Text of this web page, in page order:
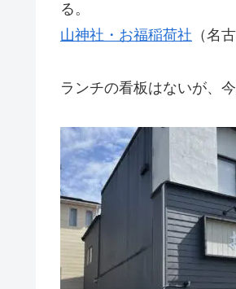
る。
山神社・お福稲荷社 （名
ランチの看板はないが、